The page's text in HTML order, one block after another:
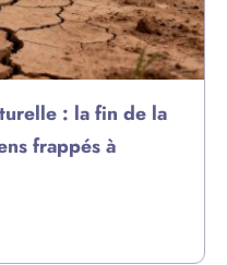
: la fin de la
frappés à